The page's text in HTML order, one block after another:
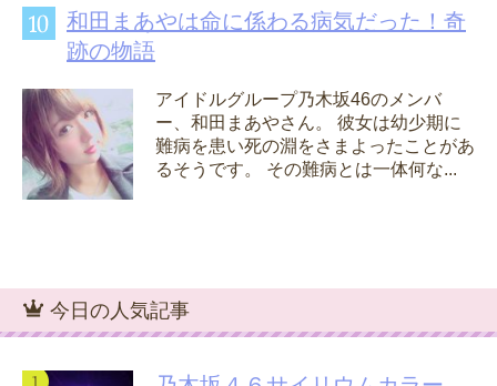
和田まあやは命に係わる病気だった！奇
跡の物語
アイドルグループ乃木坂46のメンバ
ー、和田まあやさん。 彼女は幼少期に
難病を患い死の淵をさまよったことがあ
るそうです。 その難病とは一体何な...
今日の人気記事